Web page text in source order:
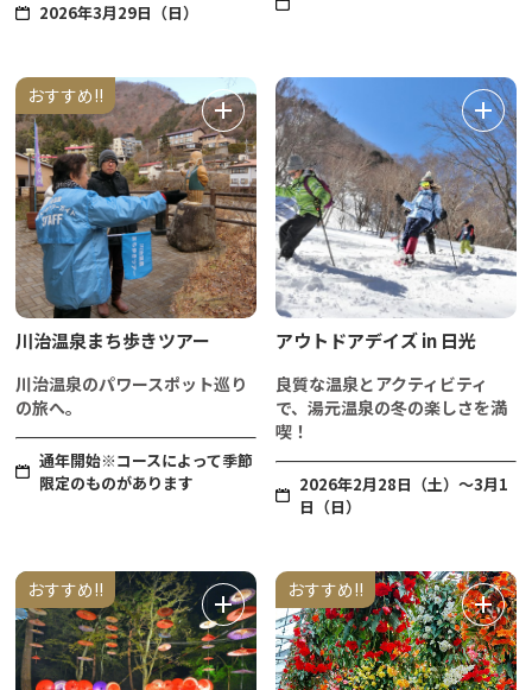
2026年3月29日（日）
おすすめ!!
川治温泉まち歩きツアー
川治温泉のパワースポット巡り
の旅へ。
通年開始※コースによって季節
限定のものがあります
アウトドアデイズ in 日光
良質な温泉とアクティビティ
で、湯元温泉の冬の楽しさを満
喫！
2026年2月28日（土）～3月1
日（日）
おすすめ!! おすすめ!!